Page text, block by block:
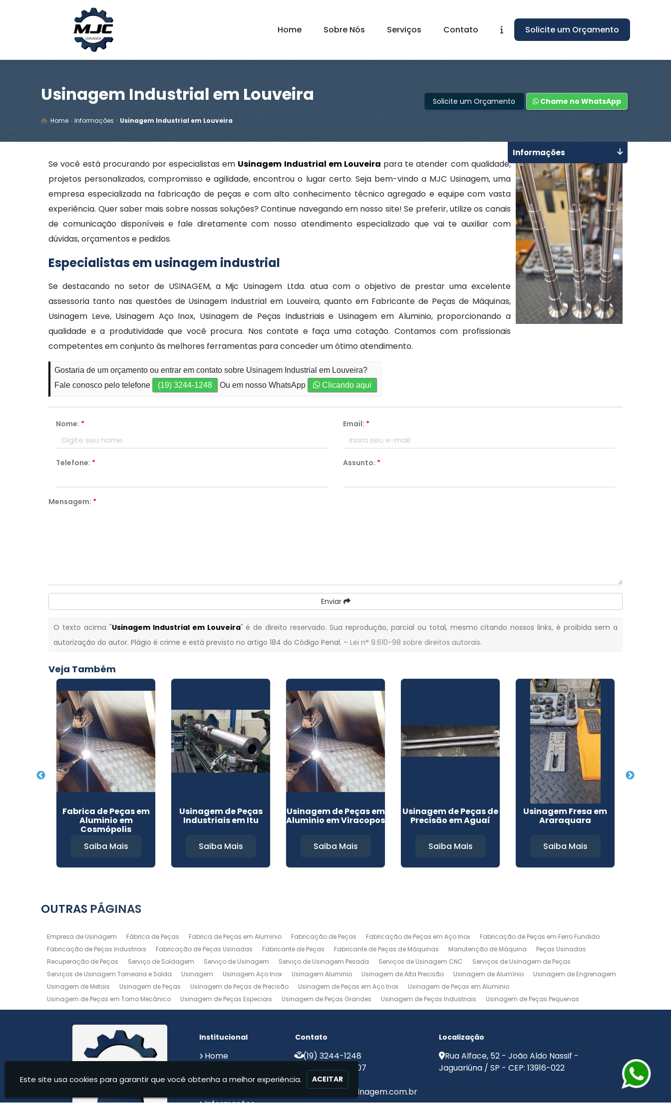
Home Sobre Nós Serviços Contato Solicite um Orçamento
Usinagem Industrial em Louveira
Home »Informações » Usinagem Industrial em Louveira
Solicite um Orçamento Chame no WhatsApp
Se você está procurando por especialistas em Usinagem Industrial em Louveira para te atender com qualidade,
projetos personalizados, compromisso e agilidade, encontrou o lugar certo. Seja bem-vindo a MJC Usinagem, uma
empresa especializada na fabricação de peças e com alto conhecimento técnico agregado e equipe com vasta
experiência. Quer saber mais sobre nossas soluções? Continue navegando em nosso site! Se preferir, utilize os canais
de comunicação disponíveis e fale diretamente com nosso atendimento especializado que vai te auxiliar com
dúvidas, orçamentos e pedidos.
Especialistas em usinagem industrial
Se destacando no setor de USINAGEM, a Mjc Usinagem Ltda. atua com o objetivo de prestar uma excelente
assessoria tanto nas questões de Usinagem Industrial em Louveira, quanto em Fabricante de Peças de Máquinas,
Usinagem Leve, Usinagem Aço Inox, Usinagem de Peças Industriais e Usinagem em Aluminio, proporcionando a
qualidade e a produtividade que você procura. Nos contate e faça uma cotação. Contamos com profissionais
competentes em conjunto às melhores ferramentas para conceder um ótimo atendimento.
Gostaria de um orçamento ou entrar em contato sobre Usinagem Industrial em Louveira?
Fale conosco pelo telefone
(19) 3244-1248 Ou em nosso WhatsApp Clicando aqui
Nome: * Email: *
Telefone: * Assunto: *
Mensagem: *
Enviar
O texto acima "Usinagem Industrial em Louveira" é de direito reservado. Sua reprodução, parcial ou total, mesmo citando nossos links, é proibida sem a
autorização do autor. Plágio é crime e está previsto no artigo 184 do Código Penal. –Lei n° 9.610-98 sobre direitos autorais.
Informações
Veja Também
Fabrica de Peças em
Aluminio em
Cosmópolis
Saiba Mais
Usinagem de Peças
Industriais em Itu
Saiba Mais
Usinagem de Peças em
Aluminio em Viracopos
Saiba Mais
Usinagem de Peças de
Precisão em Aguaí
Saiba Mais
Usinagem Fresa em
Araraquara
Saiba Mais
OUTRAS PÁGINAS
Empresa de Usinagem Fábrica de Peças Fabrica de Peças em Aluminio Fabricação de Peças Fabricação de Peças em Aço Inox
Fabricação de Peças em Ferro Fundido
Fabricação de Peças Industriais
Fabricação de Peças Usinadas Fabricante de Peças Fabricante de Peças de Máquinas Manutenção de Máquina
Peças Usinadas
Recuperação de Peças
Serviço de Soldagem Serviço de Usinagem Serviço de Usinagem Pesada Serviços de Usinagem CNC
Serviços de Usinagem de Peças
Serviços de Usinagem Tornearia e Solda
Usinagem Usinagem Aço Inox Usinagem Aluminio Usinagem de Alta Precisão Usinagem de Alumínio
Usinagem de Engrenagem
Usinagem de Metais
Usinagem de Peças Usinagem de Peças de Precisão Usinagem de Peças em Aço Inox
Usinagem de Peças em Aluminio
Usinagem de Peças em Torno Mecânico
Usinagem de Peças Especiais Usinagem de Peças Grandes Usinagem de Peças Industriais
Usinagem de Peças Pequenas
Usinagem de Precisão
Usinagem em Aluminio Usinagem Ferramentaria Usinagem Fresa Usinagem Fresamento Usinagem Industrial
Usinagem Leve
Usinagem Maquinas
Usinagem Mecanica
Institucional
Home
Serviços
Informações
Contato
(19) 3244-1248
(19) 99775-8907
contato@mjcusinagem.com.br
Localização
Rua Alface, 52 - João Aldo Nassif -
Jaguariúna / SP - CEP: 13916-022
Este site usa cookies para garantir que você obtenha a melhor experiência. ACEITAR